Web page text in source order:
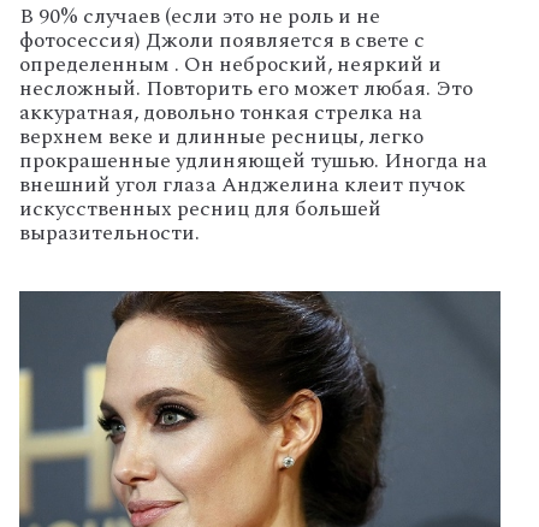
В 90% случаев (если это не роль и не
фотосессия) Джоли появляется в свете с
определенным . Он неброский, неяркий и
несложный. Повторить его может любая. Это
аккуратная, довольно тонкая стрелка на
верхнем веке и длинные ресницы, легко
прокрашенные удлиняющей тушью. Иногда на
внешний угол глаза Анджелина клеит пучок
искусственных ресниц для большей
выразительности.